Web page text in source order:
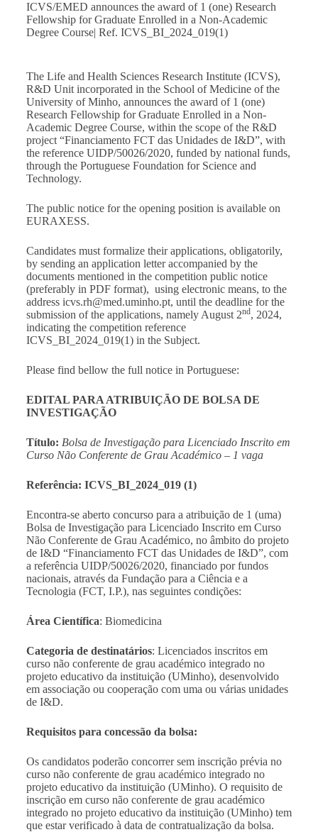
ICVS/EMED announces the award of 1 (one) Research
Fellowship for Graduate Enrolled in a Non-Academic
Degree Course| Ref. ICVS_BI_2024_019(1)
The Life and Health Sciences Research Institute (ICVS),
R&D Unit incorporated in the School of Medicine of the
University of Minho, announces the award of 1 (one)
Research Fellowship for Graduate Enrolled in a Non-
Academic Degree Course, within the scope of the R&D
project “Financiamento FCT das Unidades de I&D”, with
the reference UIDP/50026/2020, funded by national funds,
through the Portuguese Foundation for Science and
Technology.
The public notice for the opening position is available on
EURAXESS.
Candidates must formalize their applications, obligatorily,
by sending an application letter accompanied by the
documents mentioned in the competition public notice
(preferably in PDF format), using electronic means, to the
address icvs.rh@med.uminho.pt, until the deadline for the
submission of the applications, namely August 2nd, 2024,
indicating the competition reference
ICVS_BI_2024_019(1) in the Subject.
Please find bellow the full notice in Portuguese:
EDITAL PARA ATRIBUIÇÃO DE BOLSA DE
INVESTIGAÇÃO
Título: Bolsa de Investigação para Licenciado Inscrito em
Curso Não Conferente de Grau Académico – 1 vaga
Referência: ICVS_BI_2024_019 (1)
Encontra-se aberto concurso para a atribuição de 1 (uma)
Bolsa de Investigação para Licenciado Inscrito em Curso
Não Conferente de Grau Académico, no âmbito do projeto
de I&D “Financiamento FCT das Unidades de I&D”, com
a referência UIDP/50026/2020, financiado por fundos
nacionais, através da Fundação para a Ciência e a
Tecnologia (FCT, I.P.), nas seguintes condições:
Área Científica: Biomedicina
Categoria de destinatários: Licenciados inscritos em
curso não conferente de grau académico integrado no
projeto educativo da instituição (UMinho), desenvolvido
em associação ou cooperação com uma ou várias unidades
de I&D.
Requisitos para concessão da bolsa:
Os candidatos poderão concorrer sem inscrição prévia no
curso não conferente de grau académico integrado no
projeto educativo da instituição (UMinho). O requisito de
inscrição em curso não conferente de grau académico
integrado no projeto educativo da instituição (UMinho) tem
que estar verificado à data de contratualização da bolsa.